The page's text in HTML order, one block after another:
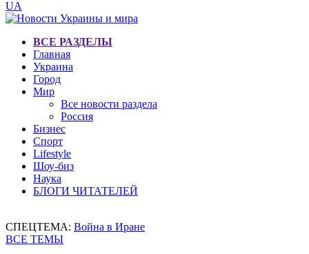
UA
ВСЕ РАЗДЕЛЫ
Главная
Украина
Город
Мир
Все новости раздела
Россия
Бизнес
Спорт
Lifestyle
Шоу-биз
Наука
БЛОГИ ЧИТАТЕЛЕЙ
СПЕЦТЕМА: Война в Иране
ВСЕ ТЕМЫ